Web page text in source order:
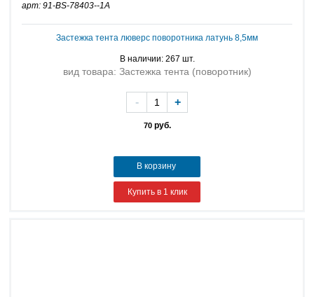
арт: 91-BS-78403--1A
Застежка тента люверс поворотника латунь 8,5мм
В наличии: 267 шт.
вид товара: Застежка тента (поворотник)
70руб.
- +
В корзину
Купить в 1 клик